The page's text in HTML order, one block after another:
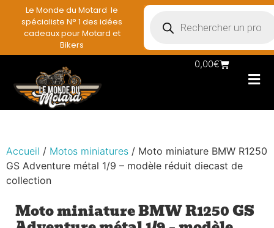
Le Monde du Motard le
spécialiste N° 1 des idées
cadeaux pour Motard et
Bikers
0,00€
Accueil / Motos miniatures / Moto miniature BMW R1250
GS Adventure métal 1/9 – modèle réduit diecast de
collection
Moto miniature BMW R1250 GS